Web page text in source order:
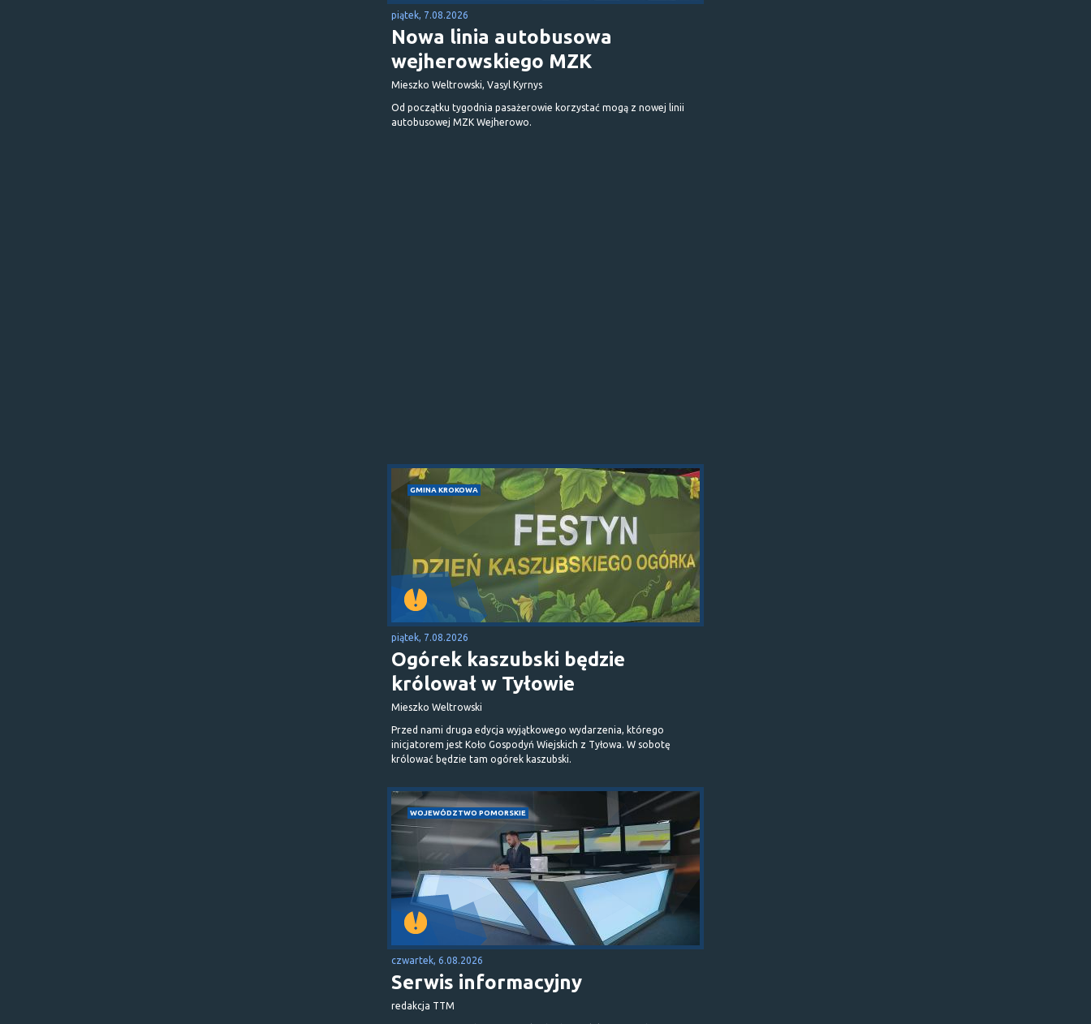
piątek, 7.08.2026
Nowa linia autobusowa
wejherowskiego MZK
Mieszko Weltrowski, Vasyl Kyrnys
Od początku tygodnia pasażerowie korzystać mogą z nowej linii
autobusowej MZK Wejherowo.
GMINA KROKOWA
piątek, 7.08.2026
Ogórek kaszubski będzie
królował w Tyłowie
Mieszko Weltrowski
Przed nami druga edycja wyjątkowego wydarzenia, którego
inicjatorem jest Koło Gospodyń Wiejskich z Tyłowa. W sobotę
królować będzie tam ogórek kaszubski.
WOJEWÓDZTWO POMORSKIE
czwartek, 6.08.2026
Serwis informacyjny
redakcja TTM